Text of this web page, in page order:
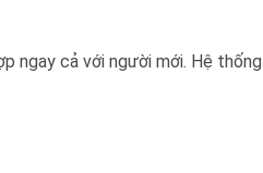
ngay cả với người mới. Hệ